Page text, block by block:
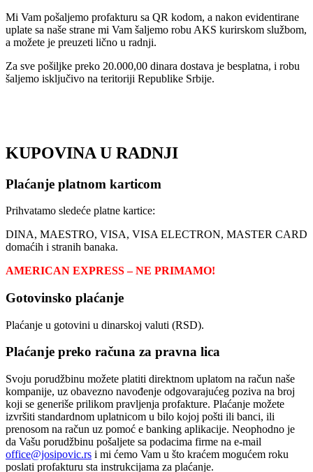
Mi Vam pošaljemo profakturu sa QR kodom, a nakon evidentirane
uplate sa naše strane mi Vam šaljemo robu AKS kurirskom službom,
a možete je preuzeti lično u radnji.
Za sve pošiljke preko 20.000,00 dinara dostava je besplatna, i robu
šaljemo isključivo na teritoriji Republike Srbije.
KUPOVINA U RADNJI
Plaćanje platnom karticom
Prihvatamo sledeće platne kartice:
DINA, MAESTRO, VISA, VISA ELECTRON, MASTER CARD
domaćih i stranih banaka.
AMERICAN EXPRESS – NE PRIMAMO!
Gotovinsko plaćanje
Plaćanje u gotovini u dinarskoj valuti (RSD).
Plaćanje preko računa za pravna lica
Svoju porudžbinu možete platiti direktnom uplatom na račun naše
kompanije, uz obavezno navođenje odgovarajućeg poziva na broj
koji se generiše prilikom pravljenja profakture. Plaćanje možete
izvršiti standardnom uplatnicom u bilo kojoj pošti ili banci, ili
prenosom na račun uz pomoć e banking aplikacije. Neophodno je
da Vašu porudžbinu pošaljete sa podacima firme na e-mail
office@josipovic.rs i mi ćemo Vam u što kraćem mogućem roku
poslati profakturu sta instrukcijama za plaćanje.